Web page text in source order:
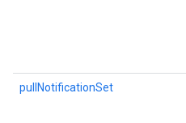
pullNotificationSet